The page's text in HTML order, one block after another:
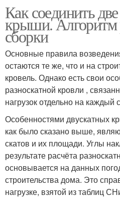
Как соединить
крыши. Алгоритм
сборки
Основные правила
остаются те же, что и на
кровель. Однако есть свои
разноскатной кровли ,
нагрузок отдельно на каждый
Особенностями двускатных
как было сказано выше,
скатов и их площади. Углы
результате расчёта
основывается на данных
строительства дома. Это
нагрузке, взятой из таблиц